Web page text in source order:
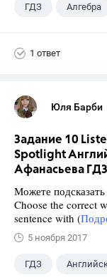
ГДЗ Алгебра
1 ответ
Юля Барби
Задание 10
Spotlight
Афанасьева ГДЗ
Можете подсказать
Choose the correct
sentence with (
5 ноября 2017
ГДЗ